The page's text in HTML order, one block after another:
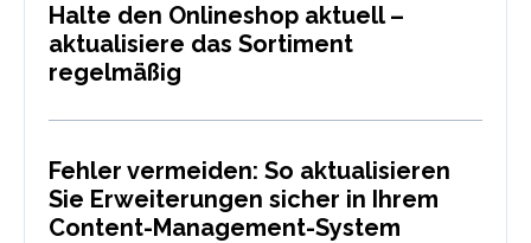
Halte den Onlineshop aktuell –
aktualisiere das Sortiment
regelmäßig
Fehler vermeiden: So aktualisieren
Sie Erweiterungen sicher in Ihrem
Content-Management-System